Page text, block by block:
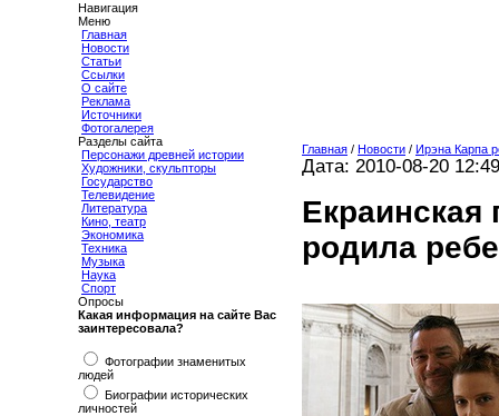
Навигация
Меню
Главная
Новости
Статьи
Ссылки
О сайте
Реклама
Источники
Фотогалерея
Разделы сайта
Персонажи древней истории
Художники, скульпторы
Государство
Телевидение
Литература
Кино, театр
Экономика
Техника
Музыка
Наука
Спорт
Опросы
Какая информация на сайте Вас
заинтересовала?
Фотографии знаменитых
людей
Биографии исторических
личностей
Главная / Новости / Ирэна Карпа
Дата: 2010-08-20 12:49
родила